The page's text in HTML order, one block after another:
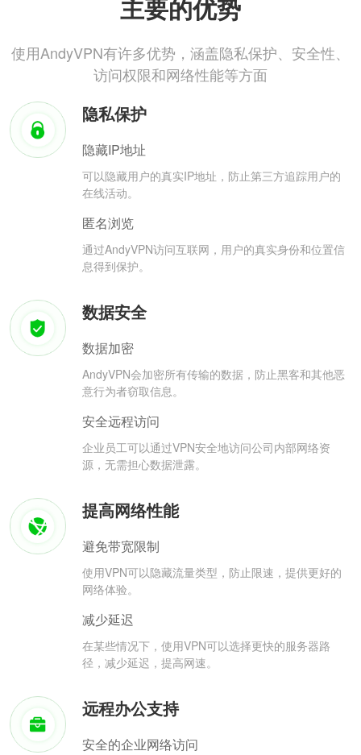
主要的优势
使用AndyVPN有许多优势，涵盖隐私保护、安全性、
访问权限和网络性能等方面
隐私保护
隐藏IP地址
可以隐藏用户的真实IP地址，防止第三方追踪用户的
在线活动。
匿名浏览
通过AndyVPN访问互联网，用户的真实身份和位置信
息得到保护。
数据安全
数据加密
AndyVPN会加密所有传输的数据，防止黑客和其他恶
意行为者窃取信息。
安全远程访问
企业员工可以通过VPN安全地访问公司内部网络资
源，无需担心数据泄露。
提高网络性能
避免带宽限制
使用VPN可以隐藏流量类型，防止限速，提供更好的
网络体验。
减少延迟
在某些情况下，使用VPN可以选择更快的服务器路
径，减少延迟，提高网速。
远程办公支持
安全的企业网络访问